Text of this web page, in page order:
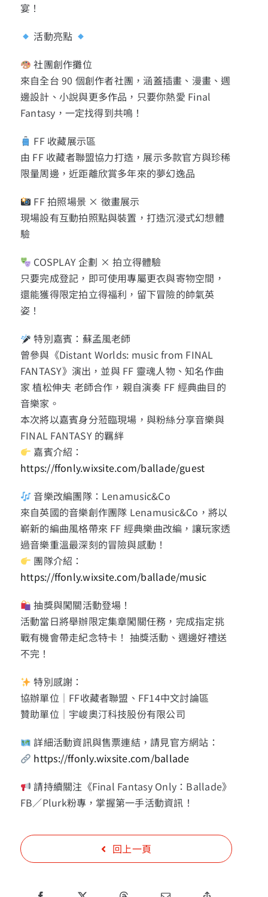
宴！
活動亮點
社團創作攤位
來自全台 90 個創作者社團，涵蓋插畫、漫畫、週
邊設計、小說與更多作品，只要你熱愛 Final
Fantasy，一定找得到共鳴！
FF 收藏展示區
由 FF 收藏者聯盟協力打造，展示多款官方與珍稀
限量周邊，近距離欣賞多年來的夢幻逸品
FF 拍照場景 × 徵畫展示
現場設有互動拍照點與裝置，打造沉浸式幻想體
驗
COSPLAY 企劃 × 拍立得體驗
只要完成登記，即可使用專屬更衣與寄物空間，
還能獲得限定拍立得福利，留下冒險的帥氣英
姿！
特別嘉賓：蘇孟風老師
曾參與《Distant Worlds: music from FINAL
FANTASY》演出，並與 FF 靈魂人物、知名作曲
家 植松伸夫 老師合作，親自演奏 FF 經典曲目的
音樂家。
本次將以嘉賓身分蒞臨現場，與粉絲分享音樂與
FINAL FANTASY 的羈絆
嘉賓介紹：
https://ffonly.wixsite.com/ballade/guest
音樂改編團隊：Lenamusic&Co
來自英國的音樂創作團隊 Lenamusic&Co，將以
嶄新的編曲風格帶來 FF 經典樂曲改編，讓玩家透
過音樂重溫最深刻的冒險與感動！
團隊介紹：
https://ffonly.wixsite.com/ballade/music
抽獎與闖關活動登場！
活動當日將舉辦限定集章闖關任務，完成指定挑
戰有機會帶走紀念特卡！ 抽獎活動、週邊好禮送
不完！
特別感謝：
協辦單位｜FF收藏者聯盟、FF14中文討論區
贊助單位｜宇峻奧汀科技股份有限公司
詳細活動資訊與售票連結，請見官方網站：
https://ffonly.wixsite.com/ballade
請持續關注《Final Fantasy Only：Ballade》
FB／Plurk粉專，掌握第一手活動資訊！
回上一頁